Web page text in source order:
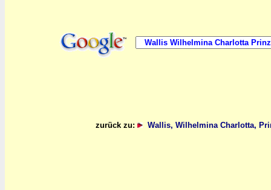
zurück zu: Wallis, Wilhelmina Charlotta,